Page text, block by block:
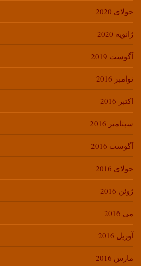
جولای 2020
ژانویه 2020
آگوست 2019
نوامبر 2016
اکتبر 2016
سپتامبر 2016
آگوست 2016
جولای 2016
ژوئن 2016
می 2016
آوریل 2016
مارس 2016